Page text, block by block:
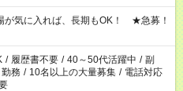
からヒアリングもしますので、ご安
気に入れば、長期もOK！ ★急募！
/ 履歴書不要 / 40～50代活躍中 / 副
務 / 10名以上の大量募集 / 電話対応